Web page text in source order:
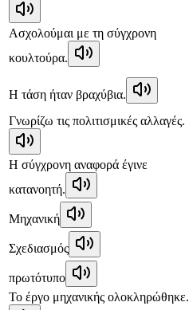
Ασχολούμαι με τη σύγχρονη
κουλτούρα.
Η τάση ήταν βραχύβια.
Γνωρίζω τις πολιτισμικές αλλαγές.
Η σύγχρονη αναφορά έγινε
κατανοητή.
Μηχανική
Σχεδιασμός
πρωτότυπο
Το έργο μηχανικής ολοκληρώθηκε.